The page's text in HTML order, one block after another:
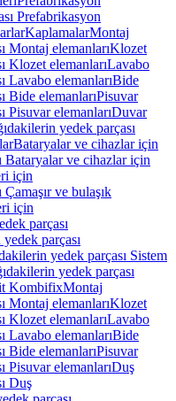
Prefabrikasyon
KaplamalarMontaj
Montaj elemanlarıKlozet
Klozet elemanlarıLavabo
Lavabo elemanlarıBide
Bide elemanlarıPisuvar
Pisuvar elemanlarıDuvar
yedek parçası
Bataryalar ve cihazlar için
Bataryalar ve cihazlar için
için
ve bulaşık
için
parçası
parçası
yedek parçası Sistem
yedek parçası
KombifixMontaj
Montaj elemanlarıKlozet
Klozet elemanlarıLavabo
Lavabo elemanlarıBide
Bide elemanlarıPisuvar
Pisuvar elemanlarıDuş
Duş